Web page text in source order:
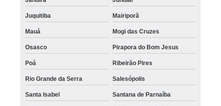
Juquitiba Mairiporã
Mauá Mogi das Cruzes
Osasco Pirapora do Bom Jesus
Poá Ribeirão Pires
Rio Grande da Serra Salesópolis
Santa Isabel Santana de Parnaíba